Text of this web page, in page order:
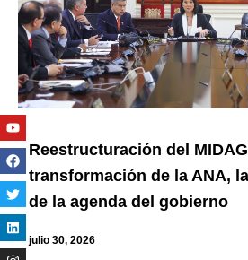
Reestructuración del
transformación de la ANA,
de la agenda del gobierno
julio 30, 2026
Youtube
Facebook
Twitter
Linkedin
Instagram